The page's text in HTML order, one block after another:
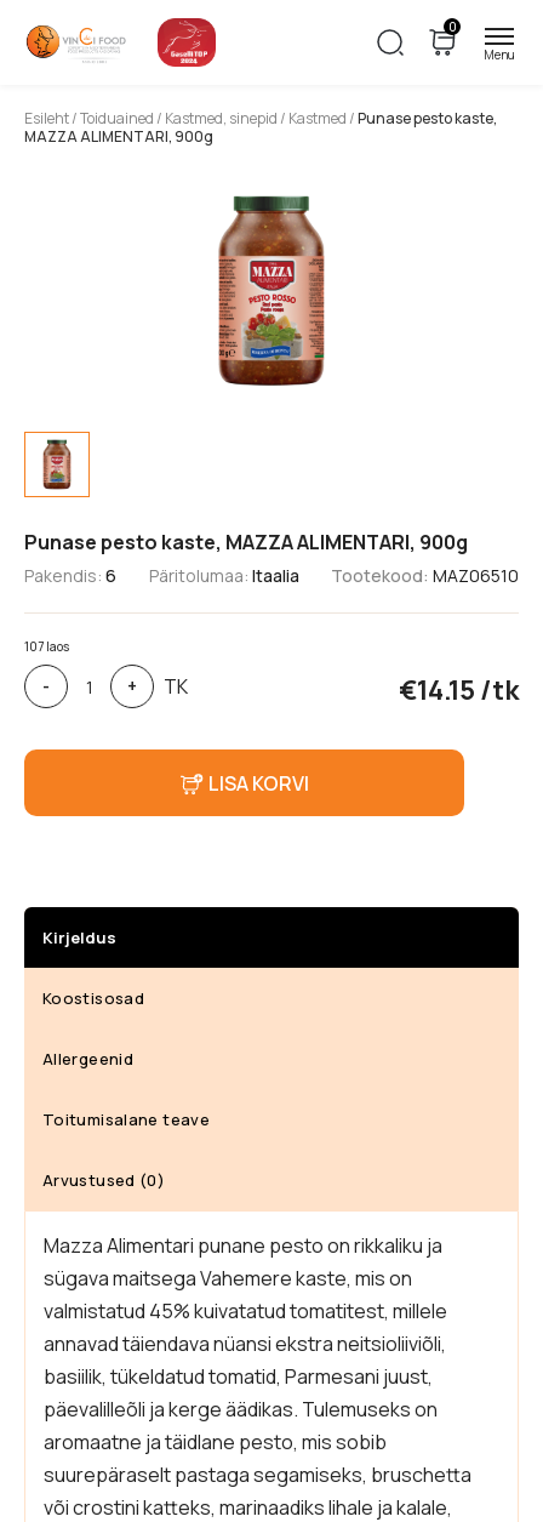
0
Esileht/Toiduained / Kastmed, sinepid / Kastmed /Punase pesto kaste,
MAZZA ALIMENTARI, 900g
Punase pesto kaste, MAZZA ALIMENTARI, 900g
Pakendis: 6 Tootekood: MAZ06510
Päritolumaa: Itaalia
107 laos
-
Punase
pesto
MAZZA
kogus
+ TK €14.15 /tk
LISA KORVI
Kirjeldus
Koostisosad
Allergeenid
Toitumisalane teave
Arvustused (0)
Mazza Alimentari punane pesto on rikkaliku ja
sügava maitsega Vahemere kaste, mis on
valmistatud 45% kuivatatud tomatitest, millele
annavad täiendava nüansi ekstra neitsioliiviõli,
basiilik, tükeldatud tomatid, Parmesani juust,
päevalilleõli ja kerge äädikas. Tulemuseks on
aromaatne ja täidlane pesto, mis sobib
suurepäraselt pastaga segamiseks, bruschetta
või crostini katteks, marinaadiks lihale ja kalale,